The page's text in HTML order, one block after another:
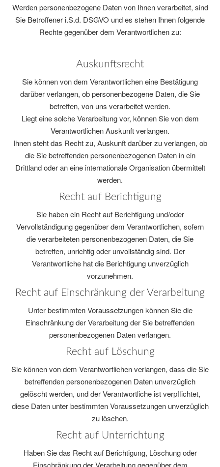
Werden personenbezogene Daten von Ihnen verarbeitet, sind
Sie Betroffener i.S.d. DSGVO und es stehen Ihnen folgende
Rechte gegenüber dem Verantwortlichen zu:
Auskunftsrecht
Sie können von dem Verantwortlichen eine Bestätigung
darüber verlangen, ob personenbezogene Daten, die Sie
betreffen, von uns verarbeitet werden.
Liegt eine solche Verarbeitung vor, können Sie von dem
Verantwortlichen Auskunft verlangen.
Ihnen steht das Recht zu, Auskunft darüber zu verlangen, ob
die Sie betreffenden personenbezogenen Daten in ein
Drittland oder an eine internationale Organisation übermittelt
werden.
Recht auf Berichtigung
Sie haben ein Recht auf Berichtigung und/oder
Vervollständigung gegenüber dem Verantwortlichen, sofern
die verarbeiteten personenbezogenen Daten, die Sie
betreffen, unrichtig oder unvollständig sind. Der
Verantwortliche hat die Berichtigung unverzüglich
vorzunehmen.
Recht auf Einschränkung der Verarbeitung
Unter bestimmten Voraussetzungen können Sie die
Einschränkung der Verarbeitung der Sie betreffenden
personenbezogenen Daten verlangen.
Recht auf Löschung
Sie können von dem Verantwortlichen verlangen, dass die Sie
betreffenden personenbezogenen Daten unverzüglich
gelöscht werden, und der Verantwortliche ist verpflichtet,
diese Daten unter bestimmten Voraussetzungen unverzüglich
zu löschen.
Recht auf Unterrichtung
Haben Sie das Recht auf Berichtigung, Löschung oder